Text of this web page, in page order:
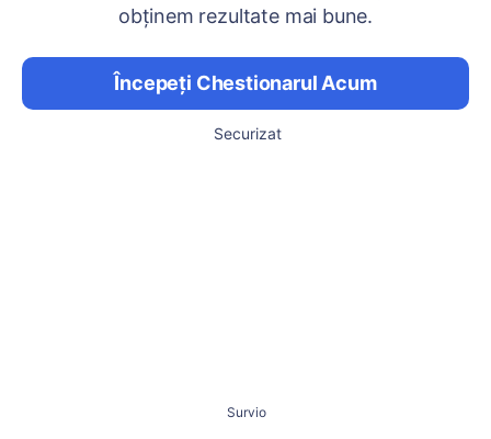
obținem rezultate mai bune.
Începeți Chestionarul Acum
Securizat
Survio